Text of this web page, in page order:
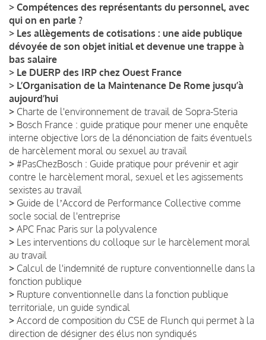
> Compétences des représentants du personnel, avec
qui on en parle ?
> Les allègements de cotisations : une aide publique
dévoyée de son objet initial et devenue une trappe à
bas salaire
> Le DUERP des IRP chez Ouest France
> L’Organisation de la Maintenance De Rome jusqu’à
aujourd’hui
> Charte de l'environnement de travail de Sopra-Steria
> Bosch France : guide pratique pour mener une enquête
interne objective lors de la dénonciation de faits éventuels
de harcèlement moral ou sexuel au travail
> #PasChezBosch : Guide pratique pour prévenir et agir
contre le harcèlement moral, sexuel et les agissements
sexistes au travail
> Guide de lʼAccord de Performance Collective comme
socle social de l'entreprise
> APC Fnac Paris sur la polyvalence
> Les interventions du colloque sur le harcèlement moral
au travail
> Calcul de l'indemnité de rupture conventionnelle dans la
fonction publique
> Rupture conventionnelle dans la fonction publique
territoriale, un guide syndical
> Accord de composition du CSE de Flunch qui permet à la
direction de désigner des élus non syndiqués